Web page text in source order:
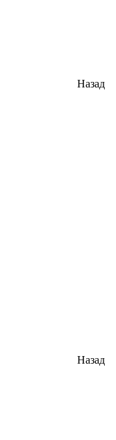
Назад
Назад